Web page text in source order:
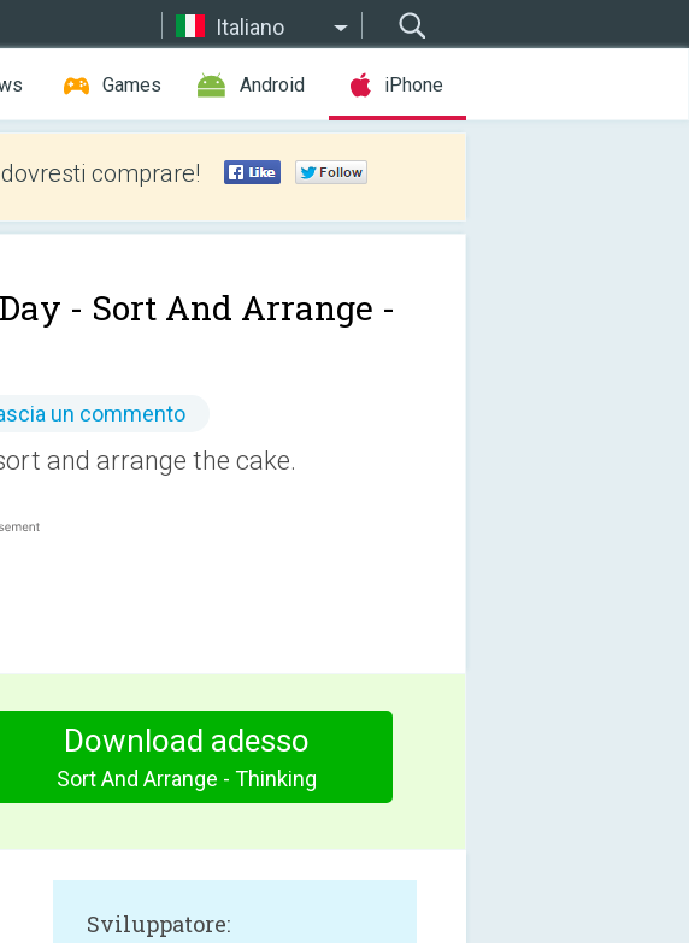
Italiano
Games Android iPhone
comprare!
- Sort And Arrange -
un commento
and arrange the cake.
Download adesso
Sort And Arrange - Thinking
Sviluppatore: